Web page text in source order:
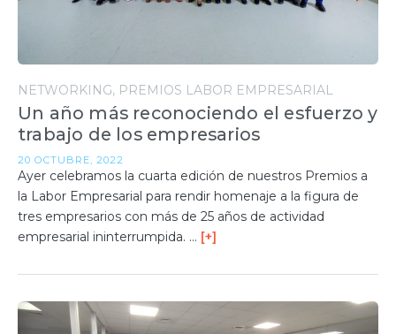
NETWORKING PREMIOS LABOR EMPRESARIAL
Un año más reconociendo el esfuerzo y
trabajo de los empresarios
20 OCTUBRE, 2022
Ayer celebramos la cuarta edición de nuestros Premios a
la Labor Empresarial para rendir homenaje a la figura de
tres empresarios con más de 25 años de actividad
empresarial ininterrumpida. … [+]